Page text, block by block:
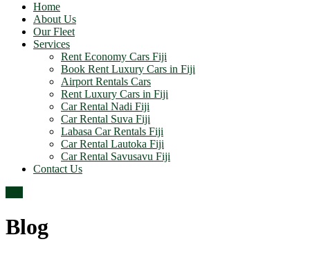
Home
About Us
Our Fleet
Services
Rent Economy Cars Fiji
Book Rent Luxury Cars in Fiji
Airport Rentals Cars
Rent Luxury Cars in Fiji
Car Rental Nadi Fiji
Car Rental Suva Fiji
Labasa Car Rentals Fiji
Car Rental Lautoka Fiji
Car Rental Savusavu Fiji
Contact Us
Blog